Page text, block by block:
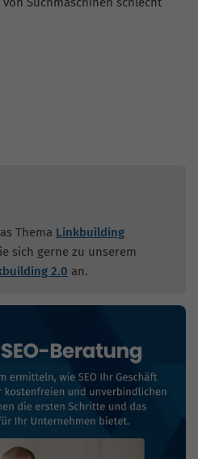
Thema Linkbuilding
sich gerne zu unserem
2.0 an.